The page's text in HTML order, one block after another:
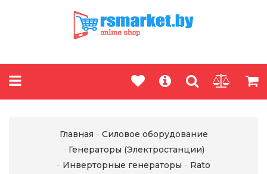
Главная
Силовое оборудование
Генераторы (Электростанции)
Инверторные генераторы
Rato